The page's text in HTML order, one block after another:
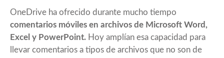
OneDrive ha ofrecido durante mucho tiempo
comentarios móviles en archivos de Microsoft Word,
Excel y PowerPoint. Hoy amplían esa capacidad para
llevar comentarios a tipos de archivos que no son de